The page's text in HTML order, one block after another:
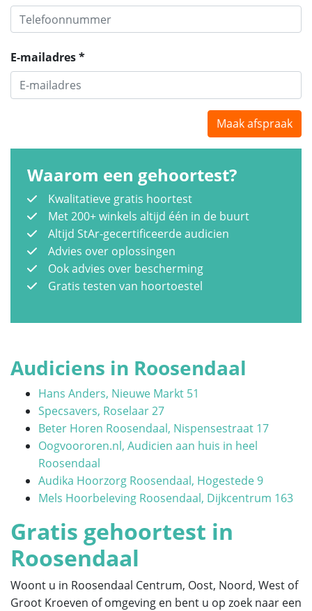
E-mailadres *
Maak afspraak
Waarom een gehoortest?
Kwalitatieve gratis hoortest
Met 200+ winkels altijd één in de buurt
Altijd StAr-gecertificeerde audicien
Advies over oplossingen
Ook advies over bescherming
Gratis testen van hoortoestel
Audiciens in Roosendaal
Hans Anders, Nieuwe Markt 51
Specsavers, Roselaar 27
Beter Horen Roosendaal, Nispensestraat 17
Oogvoororen.nl, Audicien aan huis in heel
Roosendaal
Audika Hoorzorg Roosendaal, Hogestede 9
Mels Hoorbeleving Roosendaal, Dijkcentrum 163
Gratis gehoortest in
Roosendaal
Woont u in Roosendaal Centrum, Oost, Noord, West of
Groot Kroeven of omgeving en bent u op zoek naar een